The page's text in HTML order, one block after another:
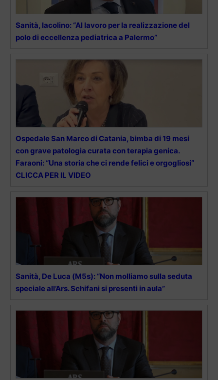
Sanità, Iacolino: “Al lavoro per la realizzazione del
polo di eccellenza pediatrica a Palermo”
Ospedale San Marco di Catania, bimba di 19 mesi
con grave patologia curata con terapia genica.
Faraoni: “Una storia che ci rende felici e orgogliosi”
CLICCA PER IL VIDEO
Sanità, De Luca (M5s): “Non molliamo sulla seduta
speciale all’Ars. Schifani si presenti in aula”